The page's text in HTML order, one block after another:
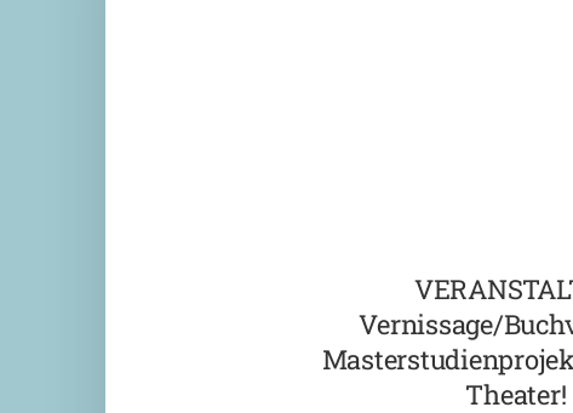
Vernissage/
Theater!